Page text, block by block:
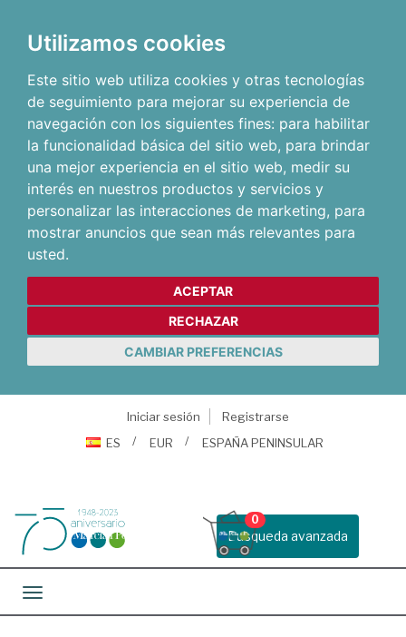
Utilizamos cookies
Este sitio web utiliza cookies y otras tecnologías
de seguimiento para mejorar su experiencia de
navegación con los siguientes fines: para habilitar
la funcionalidad básica del sitio web, para brindar
una mejor experiencia en el sitio web, medir su
interés en nuestros productos y servicios y
personalizar las interacciones de marketing, para
mostrar anuncios que sean más relevantes para
usted.
ACEPTAR
RECHAZAR
CAMBIAR PREFERENCIAS
Iniciar sesión
Registrarse
ES
EUR ESPAÑA PENINSULAR
Busqueda avanzada
0
Toggle navigation